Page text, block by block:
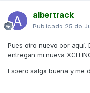
albertrack
Publicado 25 de
Pues otro nuevo por aquí.
entregan mi nueva
Espero salga buena y me